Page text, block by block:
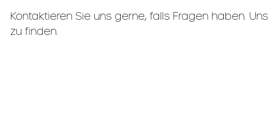
Kontaktieren Sie uns gerne, falls Fragen haben.
zu finden.